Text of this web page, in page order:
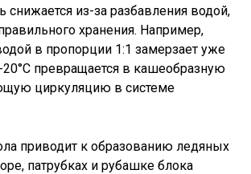
снижается из-за разбавления водой,
хранения. Например,
в пропорции 1:1 замерзает уже
20°C превращается в кашеобразную
циркуляцию в системе
приводит к образованию ледяных
патрубках и рубашке блока